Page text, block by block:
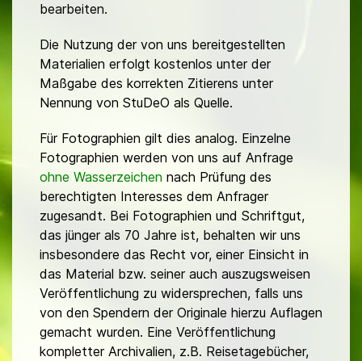
bearbeiten.
Die Nutzung der von uns bereitgestellten
Materialien erfolgt kostenlos unter der
Maßgabe des korrekten Zitierens unter
Nennung von StuDeO als Quelle.
Für Fotographien gilt dies analog. Einzelne
Fotographien werden von uns auf Anfrage
ohne Wasserzeichen nach Prüfung des
berechtigten Interesses dem Anfrager
zugesandt. Bei Fotographien und Schriftgut,
das jünger als 70 Jahre ist, behalten wir uns
insbesondere das Recht vor, einer Einsicht in
das Material bzw. seiner auch auszugsweisen
Veröffentlichung zu widersprechen, falls uns
von den Spendern der Originale hierzu Auflagen
gemacht wurden. Eine Veröffentlichung
kompletter Archivalien, z.B. Reisetagebücher,